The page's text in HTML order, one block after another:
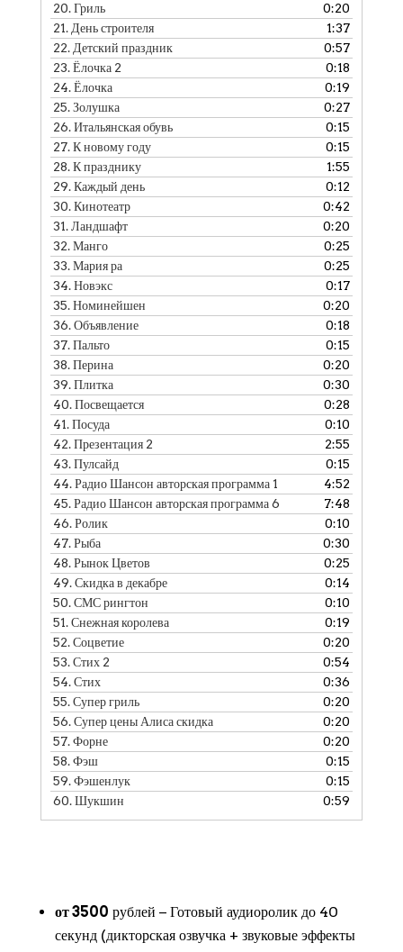
20.Гриль
0:20
21. День строителя
1:37
22. Детский праздник
0:57
23.Ёлочка 2
0:18
24.Ёлочка
0:19
25.Золушка
0:27
26.Итальянская обувь
0:15
27.К новому году
0:15
28.К празднику
1:55
29.Каждый день
0:12
30.Кинотеатр
0:42
31.Ландшафт
0:20
32.Манго
0:25
33.Мария ра
0:25
34.Новэкс
0:17
35.Номинейшен
0:20
36.Объявление
0:18
37.Пальто
0:15
38.Перина
0:20
39.Плитка
0:30
40.Посвещается
0:28
41.Посуда
0:10
42.Презентация 2
2:55
43.Пулсайд
0:15
44.Радио Шансон авторская программа 1
4:52
45.Радио Шансон авторская программа 6
7:48
46.Ролик
0:10
47.Рыба
0:30
48.Рынок Цветов
0:25
49.Скидка в декабре
0:14
50.СМС рингтон
0:10
51.Снежная королева
0:19
52.Соцветие
0:20
53.Стих 2
0:54
54.Стих
0:36
55.Супер гриль
0:20
56.Супер цены Алиса скидка
0:20
57.Форне
0:20
58.Фэш
0:15
59.Фэшенлук
0:15
60.Шукшин 0:59
от 3500 рублей − Готовый аудиоролик до 40
секунд (дикторская озвучка + звуковые эффекты